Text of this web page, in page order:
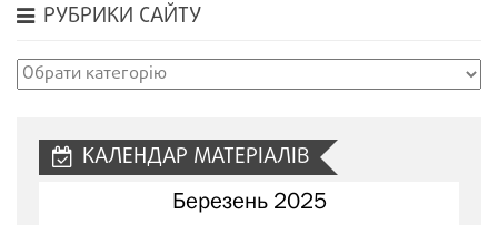
РУБРИКИ САЙТУ
Рубрики
КАЛЕНДАР МАТЕРІАЛІВ
Березень 2025